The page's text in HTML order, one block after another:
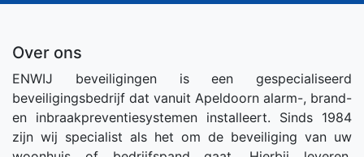
Over ons
ENWIJ beveiligingen is een gespecialiseerd
beveiligingsbedrijf dat vanuit Apeldoorn alarm-, brand-
en inbraakpreventiesystemen installeert. Sinds 1984
zijn wij specialist als het om de beveiliging van uw